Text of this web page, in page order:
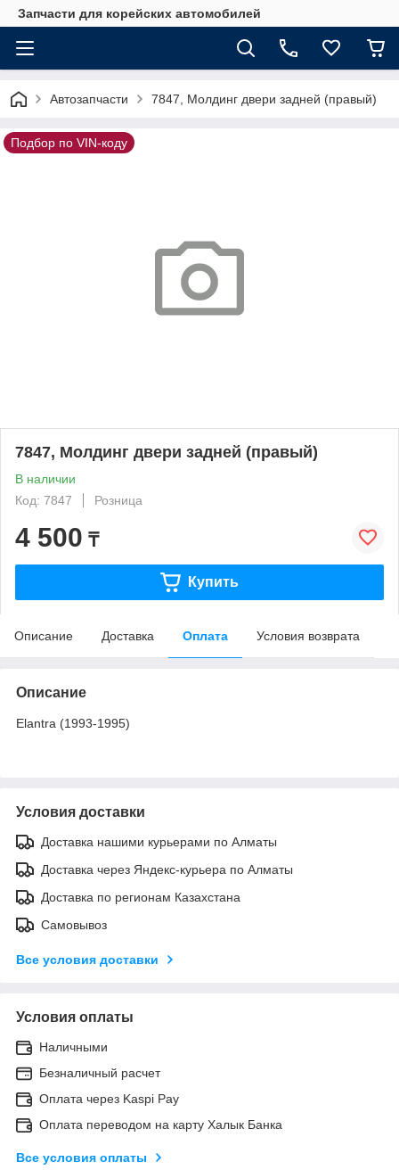
Запчасти для корейских автомобилей
Автозапчасти 7847, Молдинг двери задней (правый)
Подбор по VIN-коду
7847, Молдинг двери задней (правый)
В наличии
Код: 7847
Розница
4 500 ₸
Купить
Описание Доставка Оплата Условия возврата
Описание
Elantra (1993-1995)
Условия доставки
Доставка нашими курьерами по Алматы
Доставка через Яндекс-курьера по Алматы
Доставка по регионам Казахстана
Самовывоз
Все условия доставки
Условия оплаты
Наличными
Безналичный расчет
Оплата через Kaspi Pay
Оплата переводом на карту Халык Банка
Все условия оплаты